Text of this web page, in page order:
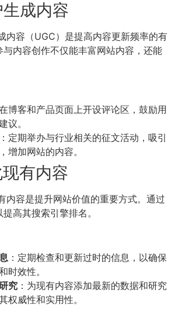
成内容
内容（UGC）是提高内容更新频率的有
内容创作不仅能丰富网站内容，还能
在博客和产品页面上开设评论区，鼓励用
议。
：定期举办与行业相关的征文活动，吸引
增加网站的内容。
有内容
内容是提升网站价值的重要方式。通过
高其搜索引擎排名。
：定期检查和更新过时的信息，以确保
时效性。
究 ：为现有内容添加最新的数据和研究
权威性和实用性。